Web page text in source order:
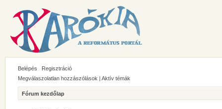
Belépés
Regisztráció
Megválaszolatlan hozzászólások | Aktív témák
Fórum kezdőlap